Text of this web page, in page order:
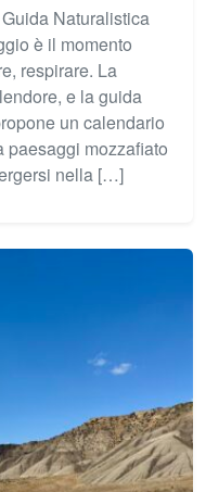
Naturalistica
è il momento
respirare. La
e la guida
un calendario
paesaggi mozzafiato
nella […]